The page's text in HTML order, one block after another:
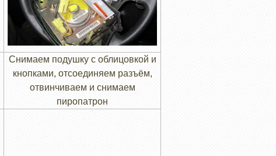
Снимаем подушку с облицовкой и
кнопками, отсоединяем разъём,
отвинчиваем и снимаем
пиропатрон